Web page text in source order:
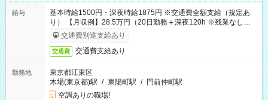
給与
基本時給1500円・深夜時給1875円 ※交通費全額支給（規定あ
り） 【月収例】28.5万円（20日勤務＋深夜120h ※残業なしの場
合）交通費別途支給あり
交通費 交通費支給あり
勤務地
東京都江東区
木場(東京都)駅 / 東陽町駅 / 門前仲町駅
空調ありの職場!